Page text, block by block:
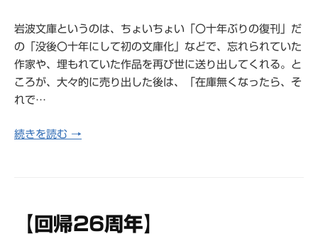
岩波文庫というのは、ちょいちょい「〇十年ぶりの復刊」だ
の「没後〇十年にして初の文庫化」などで、忘れられていた
作家や、埋もれていた作品を再び世に送り出してくれる。と
ころが、大々的に売り出した後は、「在庫無くなったら、そ
れで…
続きを読む →
【回帰26周年】